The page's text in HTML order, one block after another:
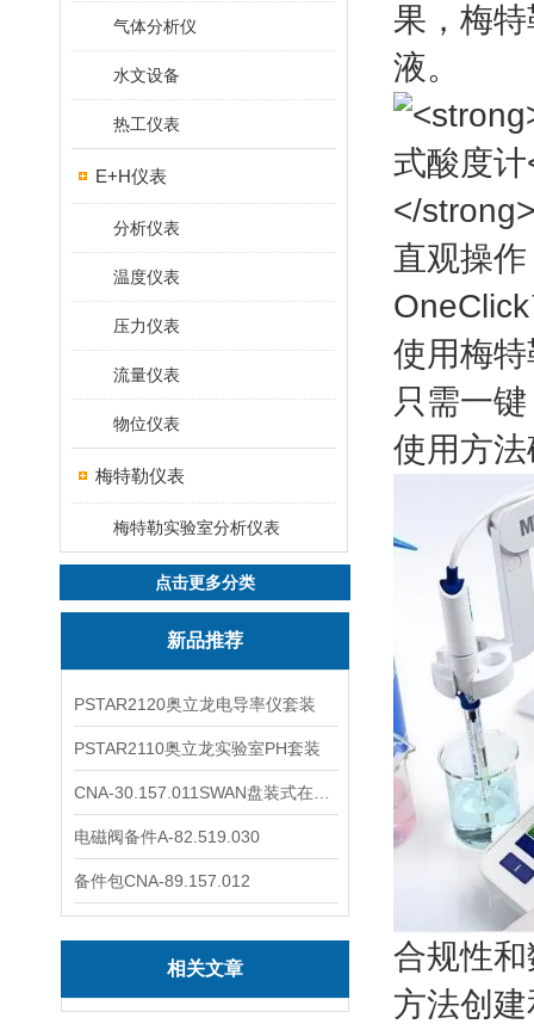
气体分析仪
水文设备
热工仪表
E+H仪表
分析仪表
温度仪表
压力仪表
流量仪表
物位仪表
梅特勒仪表
梅特勒实验室分析仪表
点击更多分类
新品推荐
PSTAR2120奥立龙电导率仪套装
PSTAR2110奥立龙实验室PH套装
电磁阀备件A-82.519.030
备件包CNA-89.157.012
相关文章
果，梅
液。
直观操作
使用梅
只需一
使用方
合规性
方法创